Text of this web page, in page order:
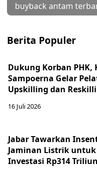
buyback antam
Berita Populer
Dukung Korban PHK,
Sampoerna Gelar
Upskilling dan
16 Juli 2026
Jabar Tawarkan
Jaminan Listrik untuk
Investasi Rp314 Triliun